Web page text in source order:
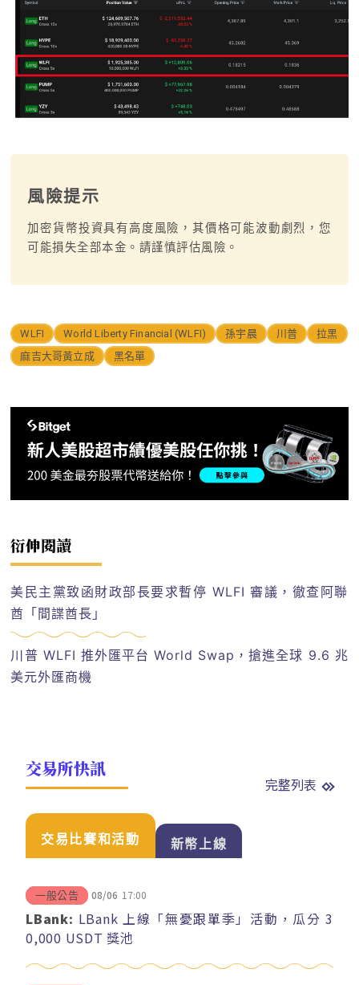
風險提示
加密貨幣投資具有高度風險，其價格可能波動劇烈，您
可能損失全部本金。請謹慎評估風險。
WLFI World Liberty Financial (WLFI) 孫宇晨 川普
拉黑
麻吉大哥黃立成
黑名單
衍伸閱讀
美民主黨致函財政部長要求暫停 WLFI 審議，徹查阿聯
酋「間諜酋長」
川普 WLFI 推外匯平台 World Swap，搶進全球 9.6 兆
美元外匯商機
交易所快訊
完整列表
交易比賽和活動 新幣上線
一般公告 08/06 17:00
LBank: LBank 上線「無憂跟單季」活動，瓜分 3
0,000 USDT 獎池